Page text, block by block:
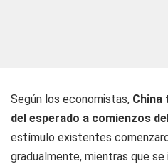
Según los economistas, China
del esperado a comienzos
estímulo existentes
gradualmente, mientras que